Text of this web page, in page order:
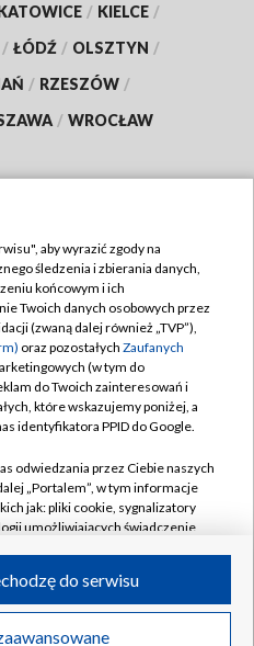
/ KIELCE /
/ ŁÓDŹ / OLSZTYN /
/ RZESZÓW /
/ WROCŁAW
TVP
zgody
S.A. w likwidacji
aby wyrazić zgody na
śledzenia i zbierania danych,
końcowym i ich
Twoich danych osobowych przez
(zwaną dalej również „TVP”),
oraz pozostałych Zaufanych
(w tym do
do Twoich zainteresowań i
które wskazujemy poniżej, a
identyfikatora PPID do Google.
odwiedzania przez Ciebie naszych
„Portalem”, w tym informacje
jak: pliki cookie, sygnalizatory
umożliwiających świadczenie
odwiedzania przez Ciebie
do serwisu